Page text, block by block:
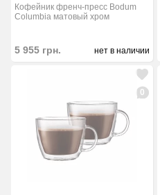
Кофейник френч-пресс Bodum
Columbia матовый хром
5 955 грн. нет в наличии
0